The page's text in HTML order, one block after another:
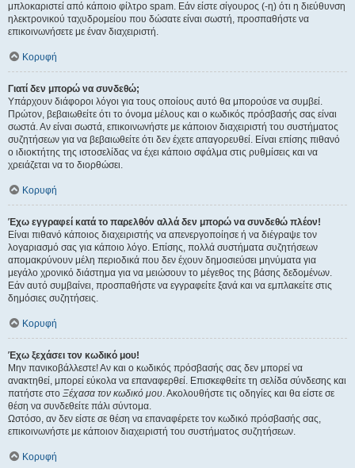
μπλοκαριστεί από κάποιο φίλτρο spam. Εάν είστε σίγουρος (-η) ότι η διεύθυνση
ηλεκτρονικού ταχυδρομείου που δώσατε είναι σωστή, προσπαθήστε να
επικοινωνήσετε με έναν διαχειριστή.
Κορυφή
Γιατί δεν μπορώ να συνδεθώ;
Υπάρχουν διάφοροι λόγοι για τους οποίους αυτό θα μπορούσε να συμβεί.
Πρώτον, βεβαιωθείτε ότι το όνομα μέλους και ο κωδικός πρόσβασής σας είναι
σωστά. Αν είναι σωστά, επικοινωνήστε με κάποιον διαχειριστή του συστήματος
συζητήσεων για να βεβαιωθείτε ότι δεν έχετε απαγορευθεί. Είναι επίσης πιθανό
ο ιδιοκτήτης της ιστοσελίδας να έχει κάποιο σφάλμα στις ρυθμίσεις και να
χρειάζεται να το διορθώσει.
Κορυφή
Έχω εγγραφεί κατά το παρελθόν αλλά δεν μπορώ να συνδεθώ πλέον!
Είναι πιθανό κάποιος διαχειριστής να απενεργοποίησε ή να διέγραψε τον
λογαριασμό σας για κάποιο λόγο. Επίσης, πολλά συστήματα συζητήσεων
απομακρύνουν μέλη περιοδικά που δεν έχουν δημοσιεύσει μηνύματα για
μεγάλο χρονικό διάστημα για να μειώσουν το μέγεθος της βάσης δεδομένων.
Εάν αυτό συμβαίνει, προσπαθήστε να εγγραφείτε ξανά και να εμπλακείτε στις
δημόσιες συζητήσεις.
Κορυφή
Έχω ξεχάσει τον κωδικό μου!
Μην πανικοβάλλεστε! Αν και ο κωδικός πρόσβασής σας δεν μπορεί να
ανακτηθεί, μπορεί εύκολα να επαναφερθεί. Επισκεφθείτε τη σελίδα σύνδεσης και
πατήστε στο Ξέχασα τον κωδικό μου. Ακολουθήστε τις οδηγίες και θα είστε σε
θέση να συνδεθείτε πάλι σύντομα.
Ωστόσο, αν δεν είστε σε θέση να επαναφέρετε τον κωδικό πρόσβασής σας,
επικοινωνήστε με κάποιον διαχειριστή του συστήματος συζητήσεων.
Κορυφή